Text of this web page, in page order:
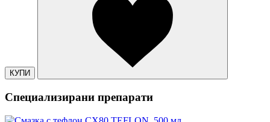
КУПИ
Специализирани препарати